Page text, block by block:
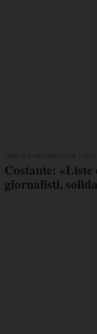
LIBERTÀ DI INFORMAZIONE
Costante:
giornalisti,